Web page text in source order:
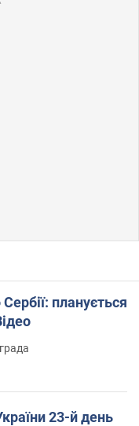
планується
23-й день